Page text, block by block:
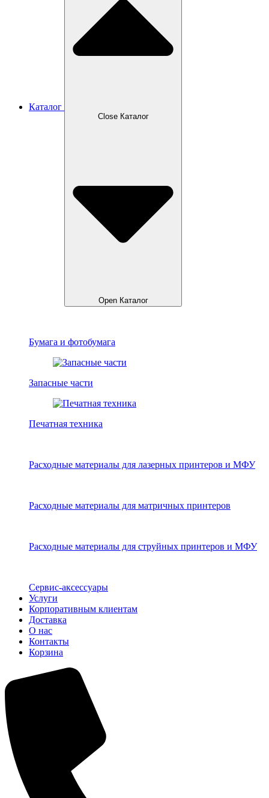
Каталог
Close Каталог
Open Каталог
Бумага и фотобумага
Запасные части
Печатная техника
Расходные материалы для лазерных принтеров и МФУ
Расходные материалы для матричных принтеров
Расходные материалы для струйных принтеров и МФУ
Сервис-аксессуары
Услуги
Корпоративным клиентам
Доставка
О нас
Контакты
Корзина